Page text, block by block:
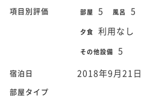
項目別評価 部屋 5 風呂 5
夕食 利用なし
その他設備 5
宿泊日 2018年9月21日
部屋タイプ